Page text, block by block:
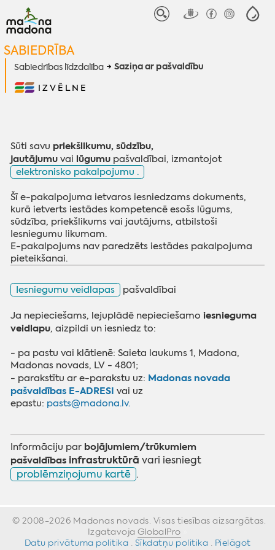
SABIEDRĪBA
Sabiedrības līdzdalība Saziņa ar pašvaldību
IZVĒLNE
Sūti savu priekšlikumu, sūdzību,
jautājumu vai lūgumu pašvaldībai, izmantojot
elektronisko pakalpojumu .
Šī e-pakalpojuma ietvaros iesniedzams dokuments,
kurā ietverts iestādes kompetencē esošs lūgums,
sūdzība, priekšlikums vai jautājums, atbilstoši
Iesniegumu likumam.
E-pakalpojums nav paredzēts iestādes pakalpojuma
pieteikšanai.
Iesniegumu veidlapas pašvaldībai
Ja nepieciešams, lejuplādē nepieciešamo iesnieguma
veidlapu, aizpildi un iesniedz to:
- pa pastu vai klātienē: Saieta laukums 1, Madona,
Madonas novads, LV - 4801;
- parakstītu ar e-parakstu uz: Madonas novada
pašvaldības E-ADRESIvai uz
epastu: pasts@madona.lv.
Informāciju par bojājumiem/trūkumiem
pašvaldībasinfrastruktūrā vari iesniegt
problēmziņojumu kartē .
© 2008-2026 Madonas novads. Visas tiesības aizsargātas.
Izgatavoja GlobalPro
Datu privātuma politika · Sīkdatņu politika · Pielāgot